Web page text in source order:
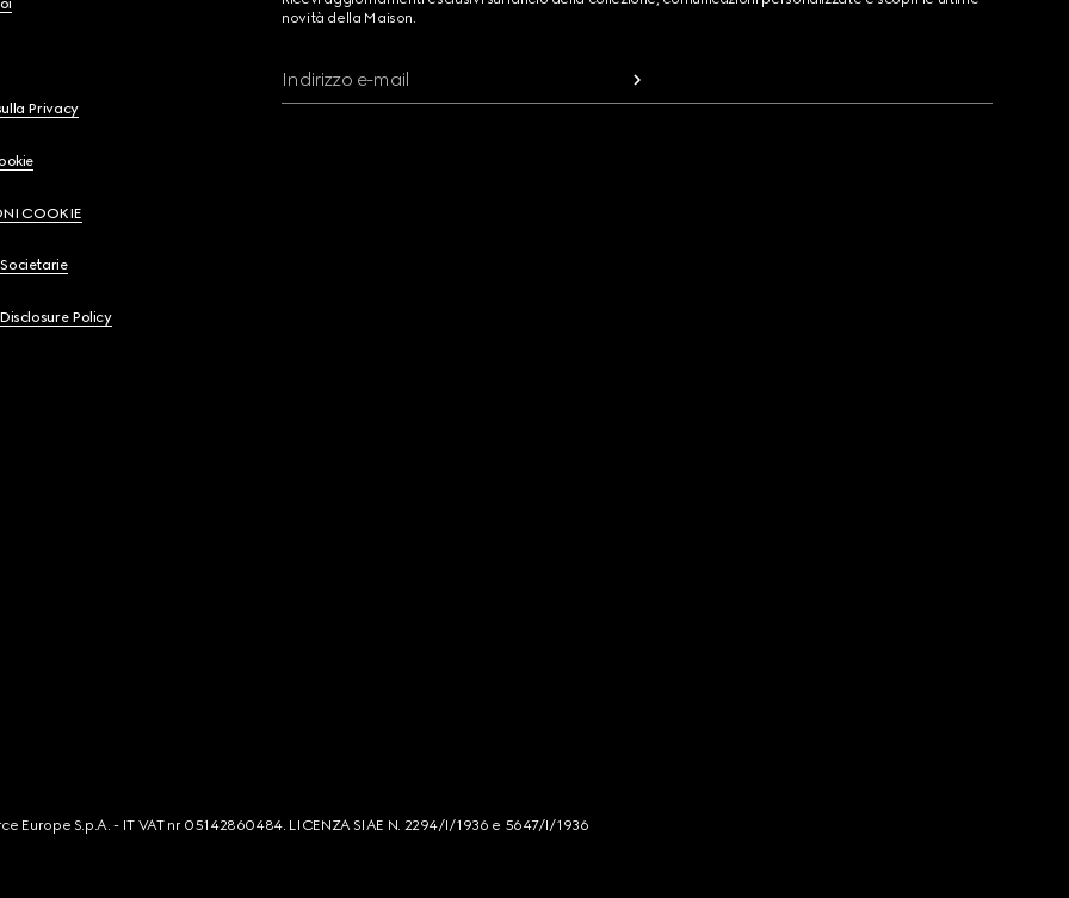
Privacy
COOKIE
Policy
novità della Maison.
Indirizzo e-mail
Europe S.p.A. - IT VAT nr 05142860484. LICENZA SIAE N. 2294/I/1936 e 5647/I/1936